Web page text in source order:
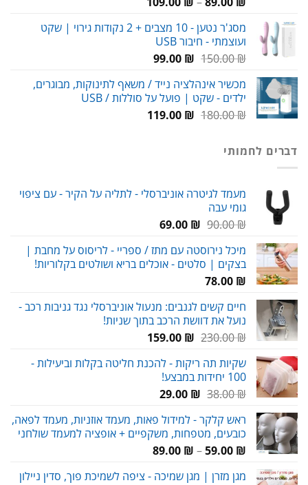
מסג'ר נטען - 10 מצבים + 2 נקודות גירוי | שקט
ועוצמתי - חיבור USB
150.00₪
המחיר
היה:
150.00 ₪.
99.00 ₪
המחיר
הוא:
99.00 ₪.
מכשיר אינהלציה נייד / משאף לתינוקות, מבוגרים,
ילדים - שקט | פועל על סוללות / USB
180.00₪
המחיר119.00 ₪
המחיר
דברים לחמותי
מעמד לגיטרה אוניברסלי - לתליה על הקיר - עם ציפוי
גומי עבה
90.00₪
המחיר
היה:
90.00 ₪.
69.00 ₪
המחיר
הוא:
69.00 ₪.
מיכל נירוסטה עם מתז / ספריי - לריסוס על מחבת |
בצקים | סלטים - אוכלים בריא ושולטים בקלוריות!
78.00 ₪
חיים קשים לגנבים: מנעול אוניברסלי נגד גניבות רכב -
נועל את דוושת הרכב בתוך שניות!
230.00₪
המחיר
היה:
230.00 ₪.
159.00 ₪
המחיר
הוא:
שקיות תה ריקות - להכנת חליטה בקלות וביעילות -
100 יחידות במבצע!
38.00₪
המחיר
היה:
38.00 ₪.
29.00 ₪
המחיר
הוא:
29.00 ₪.
ראש קלקר - למידול פאות, מעמד אוזניות, מעמד לפאה,
כובעים, מטפחות, משקפיים + אופציה למעמד שולחני
59.00 ₪
–
89.00 ₪
טווח
מגן מזרן | מגן שמיכה - ציפה לשמיכת פוך, סדין ניילון